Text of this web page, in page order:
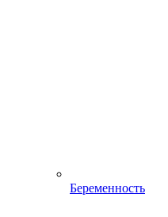
Беременность